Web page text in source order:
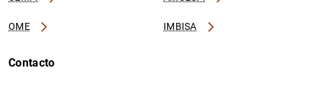
OME IMBISA
Contacto